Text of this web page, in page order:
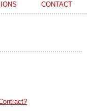
CONTACT